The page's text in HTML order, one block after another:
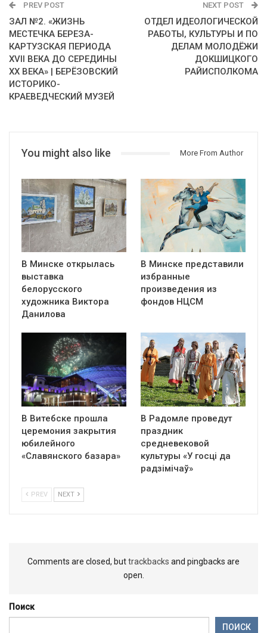
PREV POST
ЗАЛ №2. «ЖИЗНЬ
МЕСТЕЧКА БЕРЕЗА-
КАРТУЗСКАЯ ПЕРИОДА
XVII ВЕКА ДО СЕРЕДИНЫ
ХХ ВЕКА» | БЕРЁЗОВСКИЙ
ИСТОРИКО-
КРАЕВЕДЧЕСКИЙ МУЗЕЙ
NEXT POST
ОТДЕЛ ИДЕОЛОГИЧЕСКОЙ
РАБОТЫ, КУЛЬТУРЫ И ПО
ДЕЛАМ МОЛОДЁЖИ
ДОКШИЦКОГО
РАЙИСПОЛКОМА
You might also like More From Author
В Минске открылась
выставка
белорусского
художника Виктора
Данилова
В Минске представили
избранные
произведения из
фондов НЦСМ
В Витебске прошла
церемония закрытия
юбилейного
«Славянского базара»
В Радомле проведут
праздник
средневековой
культуры «У госці да
радзімічаў»
PREV NEXT
Comments are closed, buttrackbacks and pingbacks are
open.
Поиск
ПОИСК